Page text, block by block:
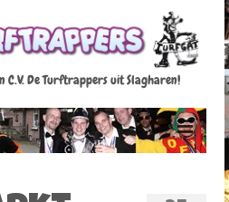
C.V. De Turftrappers uit Slagharen!